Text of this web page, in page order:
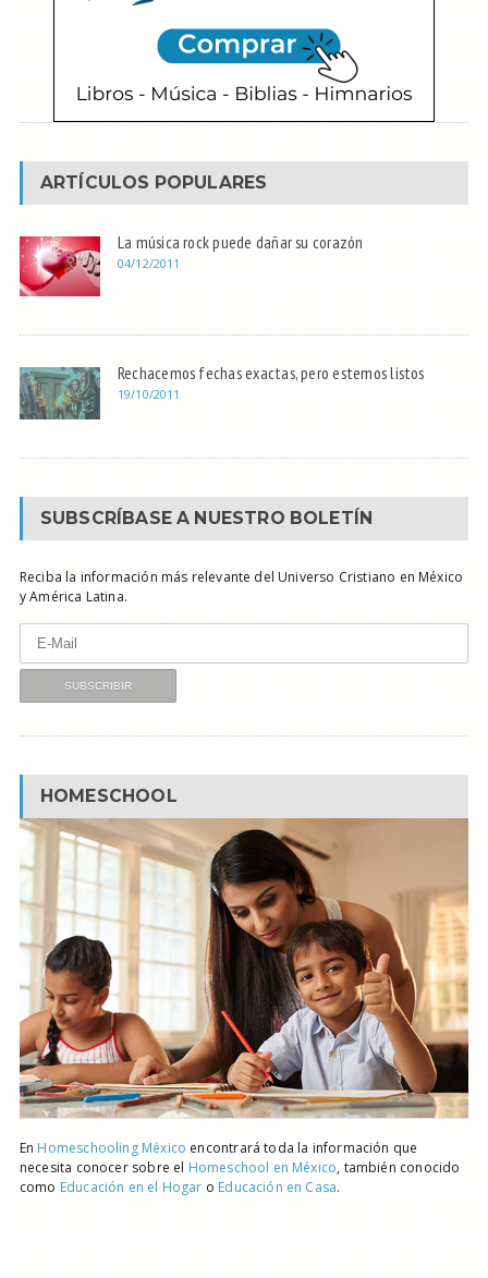
ARTÍCULOS POPULARES
La música rock puede dañar su corazón
04/12/2011
Rechacemos fechas exactas, pero estemos listos
19/10/2011
SUBSCRÍBASE A NUESTRO BOLETÍN
Reciba la información más relevante del Universo Cristiano en México
y América Latina.
HOMESCHOOL
En Homeschooling México encontrará toda la información que
necesita conocer sobre el Homeschool en México, también conocido
como Educación en el Hogar o Educación en Casa.